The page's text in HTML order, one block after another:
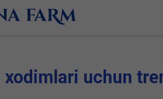
xodimlari uchun